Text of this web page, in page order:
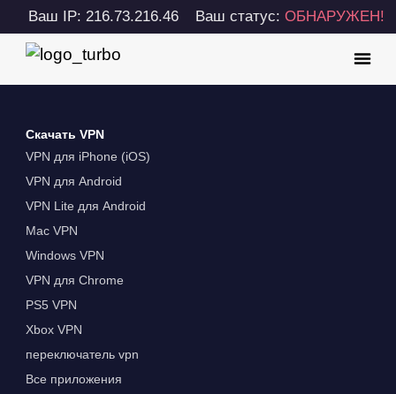
Ваш IP: 216.73.216.46 Ваш статус:ОБНАРУЖЕН!
Скачать VPN
VPN для iPhone (iOS)
VPN для Android
VPN Lite для Android
Mac VPN
Windows VPN
VPN для Chrome
PS5 VPN
Xbox VPN
переключатель vpn
Все приложения